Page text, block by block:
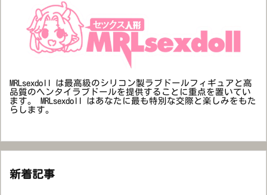
MRLsexdoll は最高級のシリコン製ラブドールフィギュアと高
品質のヘンタイラブドールを提供することに重点を置いてい
ます。 MRLsexdoll はあなたに最も特別な交際と楽しみをもた
らします。
新着記事